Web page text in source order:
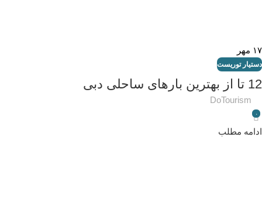
۱۷ مهر
دستیار توریست
12 تا از بهترین بارهای ساحلی دبی
DoTourism
۰
ادامه مطلب